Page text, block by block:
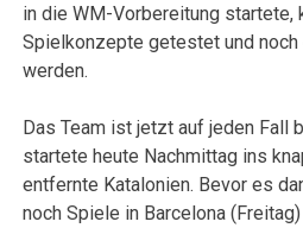
in die WM-Vorbereitung startete,
Spielkonzepte getestet und
werden.
Das Team ist jetzt auf jeden Fall
startete heute Nachmittag ins
entfernte Katalonien. Bevor es
noch Spiele in Barcelona